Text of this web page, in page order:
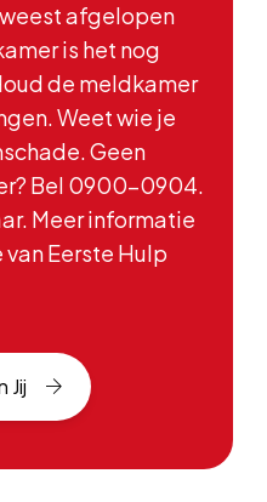
afgelopen
is het nog
de meldkamer
Weet wie je
Geen
Bel 0900-0904.
Meer informatie
Eerste Hulp
Jij